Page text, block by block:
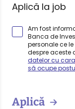
Aplică la job
Am fost
Banca de
personale ce
despre aceste
datelor cu
să ocupe
Aplică